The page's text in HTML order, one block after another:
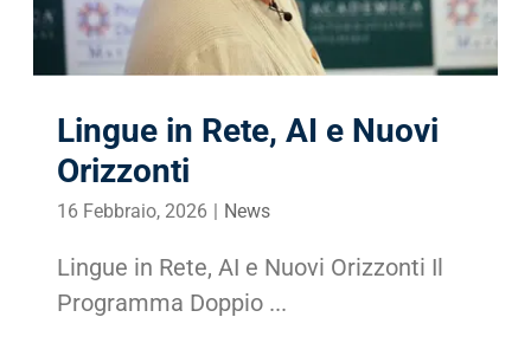
Lingue in Rete, AI e Nuovi
Orizzonti
16 Febbraio, 2026 | News
Lingue in Rete, AI e Nuovi Orizzonti Il
Programma Doppio ...